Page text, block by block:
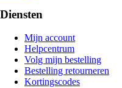
Diensten
Mijn account
Helpcentrum
Volg mijn bestelling
Bestelling retourneren
Kortingscodes